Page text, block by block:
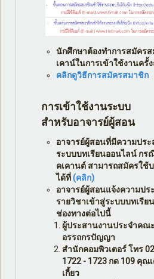
นักศึกษาต้องทำการสมัคร
เคาน์ในการเข้าใช้งานครั้
คลิกดูวิธีการสมัครสมาชิก
การเข้าใช้งานระบบ
สำหรับอาจารย์ผู้สอน
อาจารย์ผู้สอนที่มีความปร
ระบบบทเรียนออนไลน์ กร
คเคานต์ สามารถสมัครใช้
ได้ที่(คลิก)
อาจารย์ผู้สอนแจ้งความปร
รายวิชาเข้าสู่ระบบบทเรีย
ช่องทางต่อไปนี้
ผู้ประสานงานประจำค
อรรถกรปัญญา
สำนักคอมพิวเตอร์ โทร
1722 - 1723 กด 109 คุณ
เกี้ยว